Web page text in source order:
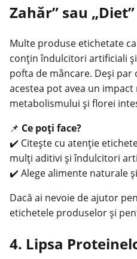
Zahăr” sau „Diet”
Multe produse etichetate ca
conțin îndulcitori artificiali
pofta de mâncare. Deși par
acestea pot avea un impact
metabolismului și florei
📌 Ce poți face?
✔️ Citește cu atenție
mulți aditivi și îndulcitori
✔️ Alege alimente naturale
Dacă ai nevoie de ajutor
etichetele produselor și
4. Lipsa